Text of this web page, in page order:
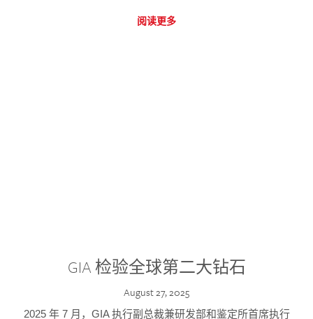
阅读更多
GIA 检验全球第二大钻石
August 27, 2025
2025 年 7 月，GIA 执行副总裁兼研发部和鉴定所首席执行